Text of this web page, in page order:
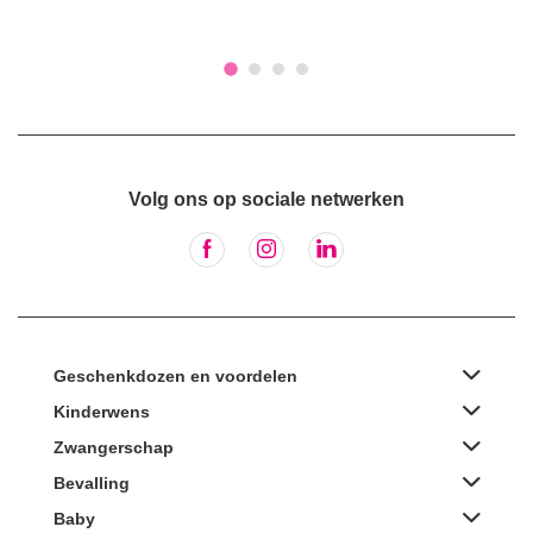
Volg ons op sociale netwerken
Geschenkdozen en voordelen
Kinderwens
Zwangerschap
Bevalling
Baby